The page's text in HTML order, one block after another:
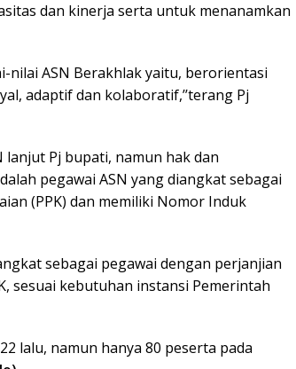
dan kinerja serta untuk menanamkan
nilai ASN Berakhlak yaitu, berorientasi
adaptif dan kolaboratif,’’terang Pj
lanjut Pj bupati, namun hak dan
pegawai ASN yang diangkat sebagai
(PPK) dan memiliki Nomor Induk
sebagai pegawai dengan perjanjian
sesuai kebutuhan instansi Pemerintah
lalu, namun hanya 80 peserta pada